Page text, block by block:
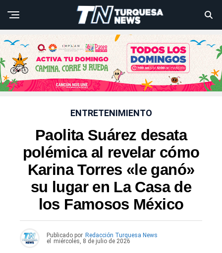
ENTRETENIMIENTO
Paolita Suárez desata
polémica al revelar cómo
Karina Torres «le ganó»
su lugar en La Casa de
los Famosos México
Publicado por Redacción Turquesa News
el
miércoles, 8 de julio de 2026